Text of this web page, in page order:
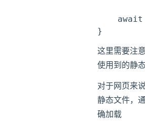
这里需要注
使用到的静
对于网页来
静态文件，
确加载